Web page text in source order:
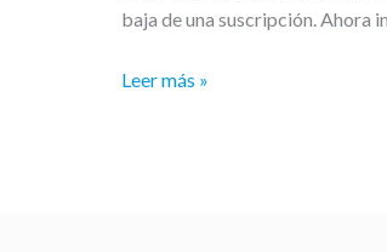
baja de una suscripción. Ahora
Leer más »